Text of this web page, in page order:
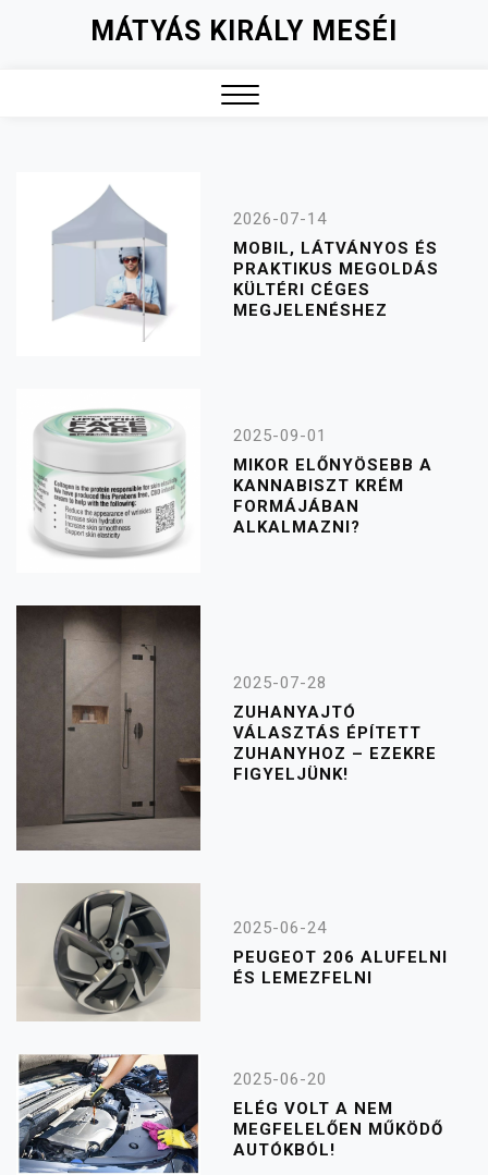
MÁTYÁS KIRÁLY MESÉI
2026-07-14
MOBIL, LÁTVÁNYOS ÉS
PRAKTIKUS MEGOLDÁS
KÜLTÉRI CÉGES
MEGJELENÉSHEZ
2025-09-01
MIKOR ELŐNYÖSEBB A
KANNABISZT KRÉM
FORMÁJÁBAN
ALKALMAZNI?
2025-07-28
ZUHANYAJTÓ
VÁLASZTÁS ÉPÍTETT
ZUHANYHOZ – EZEKRE
FIGYELJÜNK!
2025-06-24
PEUGEOT 206 ALUFELNI
ÉS LEMEZFELNI
2025-06-20
ELÉG VOLT A NEM
MEGFELELŐEN MŰKÖDŐ
AUTÓKBÓL!